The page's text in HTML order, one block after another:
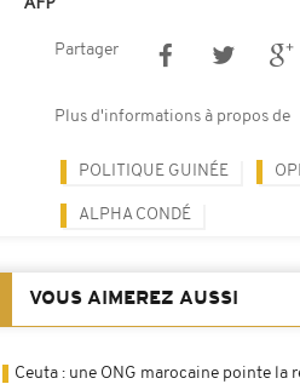
Partager
Plus d'informations à propos de
POLITIQUE GUINÉE
ALPHA CONDÉ
VOUS AIMEREZ AUSSI
Ceuta : une ONG marocaine pointe la